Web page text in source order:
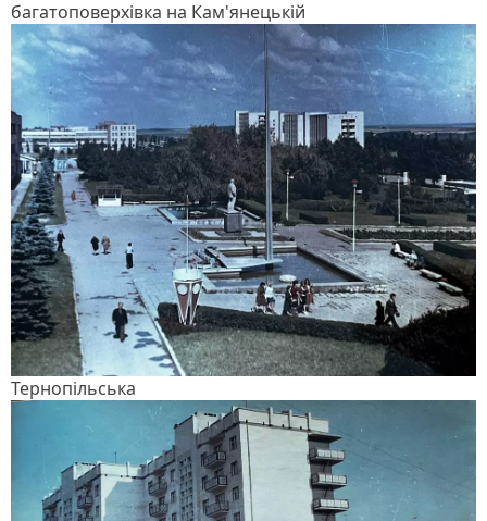
багатоповерхівка на Кам'янецькій
Тернопільська